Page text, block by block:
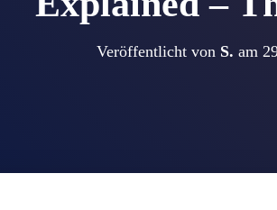
Veröffentlicht von S. am